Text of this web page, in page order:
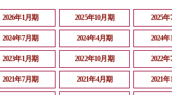
2026年1月期 2025年10月期 2025
2024年7月期 2024年4月期 2024
2023年1月期 2022年10月期 2022
2021年7月期 2021年4月期 2021